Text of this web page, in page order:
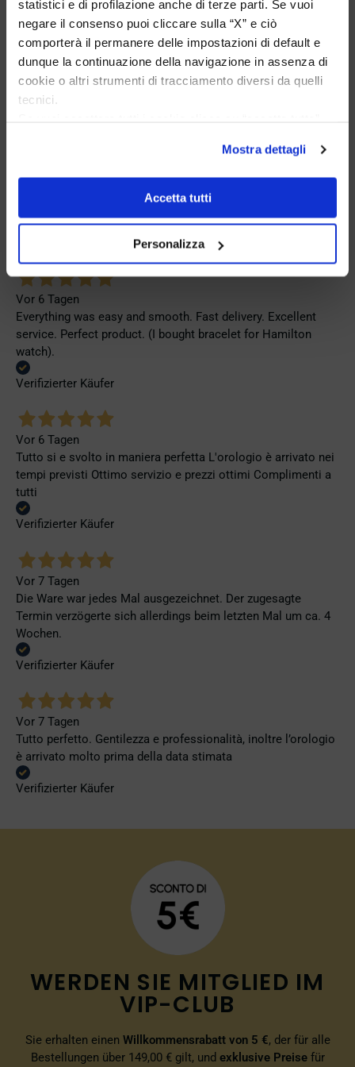
statistici e di profilazione anche di terze parti. Se vuoi
negare il consenso puoi cliccare sulla “X” e ciò
comporterà il permanere delle impostazioni di default e
dunque la continuazione della navigazione in assenza di
cookie o altri strumenti di tracciamento diversi da quelli
tecnici.
Se vuoi saperne di più consulta laprivacy policye la
Mostra dettagli
Accetta tutti
Personalizza
Verifizierter Käufer
Vor 4 Tagen
Venditore eccellente
Vor 6 Tagen
Everything was easy and smooth. Fast delivery. Excellent
service. Perfect product. (I bought bracelet for Hamilton
watch).
Verifizierter Käufer
Vor 6 Tagen
Tutto si e svolto in maniera perfetta L'orologio è arrivato nei
tempi previsti Ottimo servizio e prezzi ottimi Complimenti a
tutti
Verifizierter Käufer
Vor 7 Tagen
Die Ware war jedes Mal ausgezeichnet. Der zugesagte
Termin verzögerte sich allerdings beim letzten Mal um ca. 4
Wochen.
Verifizierter Käufer
Vor 7 Tagen
Tutto perfetto. Gentilezza e professionalità, inoltre l’orologio
è arrivato molto prima della data stimata
Verifizierter Käufer
WERDEN SIE MITGLIED IM
VIP-CLUB
Sie erhalten einen Willkommensrabatt von 5 €, der für alle
Bestellungen über 149,00 € gilt, und exklusive Preisefür